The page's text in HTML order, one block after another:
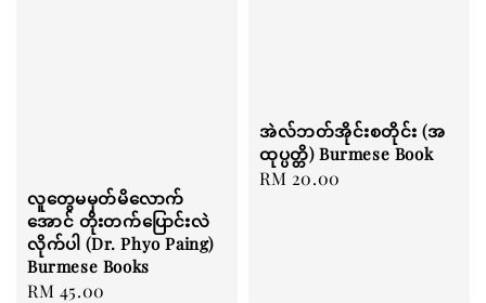
လူတွေမမှတ်မိလောက်
အောင် တိုးတက်ပြောင်းလဲ
လိုက်ပါ (Dr. Phyo Paing)
Burmese Books
Regular
RM 45.00
အဲလ်ဘတ်အိုင်းစတိုင်း (အ
ထုပ္ပတ္တိ) Burmese Book
Regular
RM 20.00